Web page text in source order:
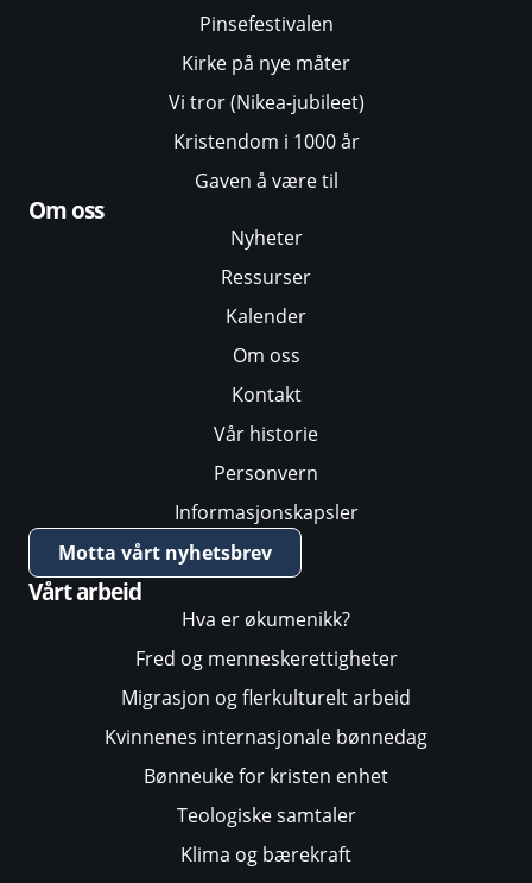
Pinsefestivalen
Kirke på nye måter
Vi tror (Nikea-jubileet)
Kristendom i 1000 år
Gaven å være til
Om oss
Nyheter
Ressurser
Kalender
Om oss
Kontakt
Vår historie
Personvern
Informasjonskapsler
Motta vårt nyhetsbrev
Vårt arbeid
Hva er økumenikk?
Fred og menneskerettigheter
Migrasjon og flerkulturelt arbeid
Kvinnenes internasjonale bønnedag
Bønneuke for kristen enhet
Teologiske samtaler
Klima og bærekraft